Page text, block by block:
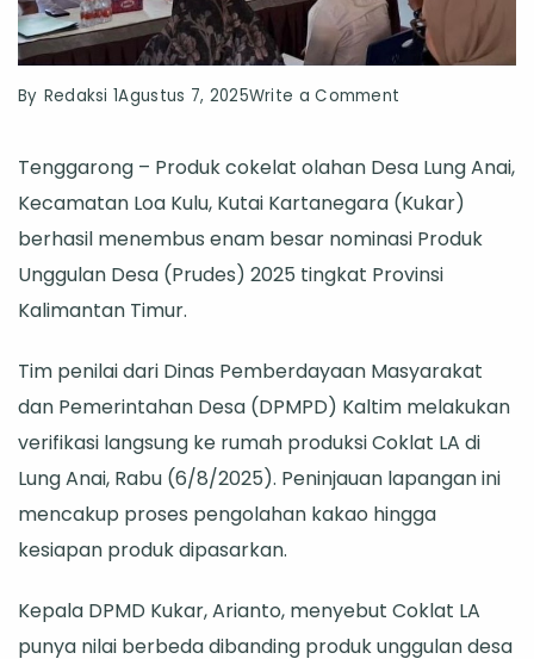
By Redaksi 1Agustus 7, 2025Write a Comment
Lokal
Lung
Anai
Masuk
Produk
Unggulan
Desa
Kaltim
2025
Tenggarong – Produk cokelat olahan Desa Lung Anai,
Kecamatan Loa Kulu, Kutai Kartanegara (Kukar)
berhasil menembus enam besar nominasi Produk
Unggulan Desa (Prudes) 2025 tingkat Provinsi
Kalimantan Timur.
Tim penilai dari Dinas Pemberdayaan Masyarakat
dan Pemerintahan Desa (DPMPD) Kaltim melakukan
verifikasi langsung ke rumah produksi Coklat LA di
Lung Anai, Rabu (6/8/2025). Peninjauan lapangan ini
mencakup proses pengolahan kakao hingga
kesiapan produk dipasarkan.
Kepala DPMD Kukar, Arianto, menyebut Coklat LA
punya nilai berbeda dibanding produk unggulan desa